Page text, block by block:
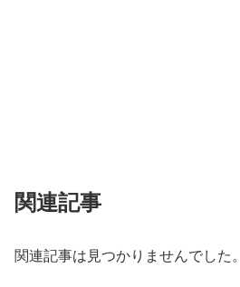
関連記事
関連記事は見つかりませんでした。